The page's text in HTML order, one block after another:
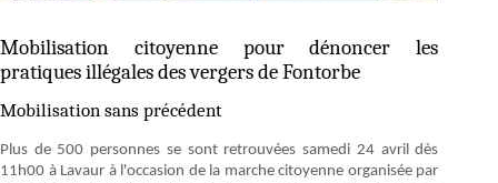
Mobilisation citoyenne pour dénoncer les
pratiques illégales des vergers de Fontorbe
Mobilisation sans précédent
Plus de 500 personnes se sont retrouvées samedi 24 avril dès
11h00 à Lavaur à l'occasion de la marche citoyenne organisée par